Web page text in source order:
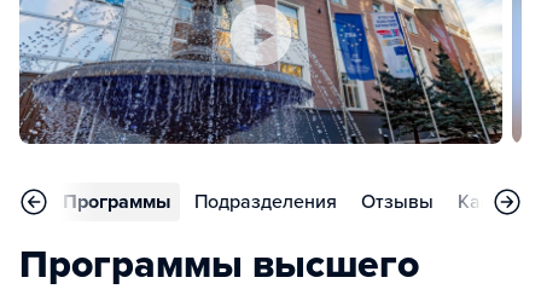
Программы Подразделения Отзывы Карьера
Программы высшего